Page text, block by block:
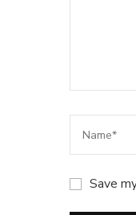
Save